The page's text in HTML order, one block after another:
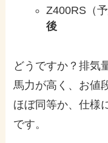
Z400RS（
後
どうですか？排気
馬力が高く、お値
ほぼ同等か、仕様
です。